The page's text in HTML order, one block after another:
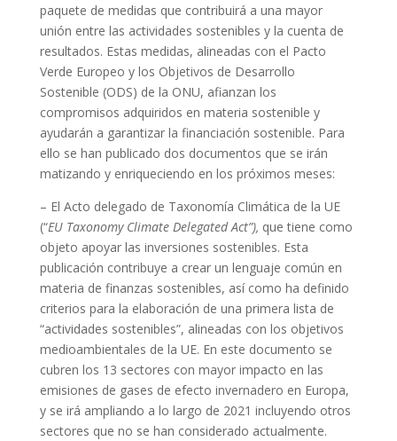
paquete de medidas que contribuirá a una mayor
unión entre las actividades sostenibles y la cuenta de
resultados. Estas medidas, alineadas con el Pacto
Verde Europeo y los Objetivos de Desarrollo
Sostenible (ODS) de la ONU, afianzan los
compromisos adquiridos en materia sostenible y
ayudarán a garantizar la financiación sostenible. Para
ello se han publicado dos documentos que se irán
matizando y enriqueciendo en los próximos meses:
– El Acto delegado de Taxonomía Climática de la UE
(“EU Taxonomy Climate Delegated Act”), que tiene como
objeto apoyar las inversiones sostenibles. Esta
publicación contribuye a crear un lenguaje común en
materia de finanzas sostenibles, así como ha definido
criterios para la elaboración de una primera lista de
“actividades sostenibles”, alineadas con los objetivos
medioambientales de la UE. En este documento se
cubren los 13 sectores con mayor impacto en las
emisiones de gases de efecto invernadero en Europa,
y se irá ampliando a lo largo de 2021 incluyendo otros
sectores que no se han considerado actualmente.